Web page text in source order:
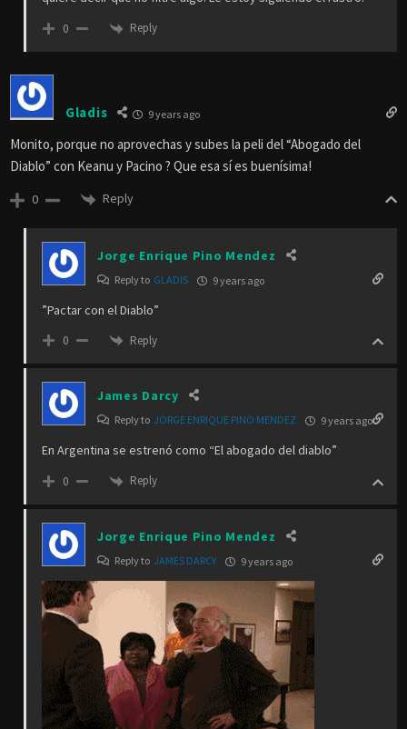
0 Reply
Gladis 9 years ago
Monito, porque no aprovechas y subes la peli del “Abogado del
Diablo” con Keanu y Pacino ? Que esa sí es buenísima!
0 Reply
Jorge Enrique Pino Mendez
Reply to GLADIS 9 years ago
”Pactar con el Diablo”
0 Reply
James Darcy
Reply to JORGE ENRIQUE PINO MENDEZ 9 years ago
En Argentina se estrenó como “El abogado del diablo”
0 Reply
Jorge Enrique Pino Mendez
Reply to JAMES DARCY 9 years ago